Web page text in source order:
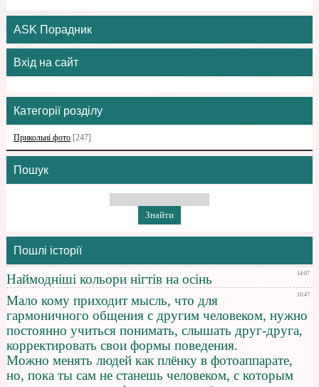
ASK Порадник
Вхід на сайт
Категорії розділу
Прикольні фото [247]
Пошук
Пошлі історії